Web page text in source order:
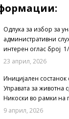
Одлука за избор за
административни
интерен оглас број
23 април, 2026
Иницијален состанок
Управата за животна
Никоски во рамки на
9 април, 2026